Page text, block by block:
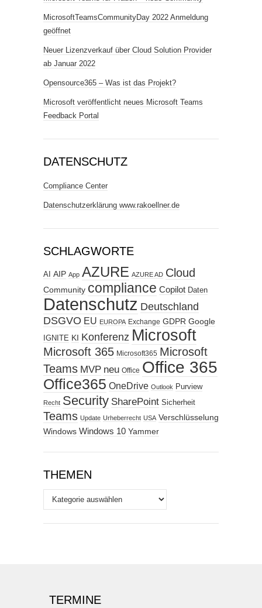
MicrosoftTeamsCommunityDay 2022 Anmeldung
geöffnet
Neuer Lizenzverkauf über Cloud Solution Provider
ab Januar 2022
Opensource365 – Was ist das Projekt?
Microsoft veröffentlicht neues Microsoft Teams
Feedback Portal
DATENSCHUTZ
Compliance Center
Datenschutzerklärung www.rakoellner.de
SCHLAGWORTE
AI AIP App AZURE AZURE AD Cloud
Community compliance Copilot Daten
Datenschutz Deutschland
DSGVO EU EUROPA Exchange GDPR Google
IGNITE KI Konferenz Microsoft
Microsoft 365 Microsoft365 Microsoft
Teams MVP neu Office Office 365
Office365 OneDrive Outlook Purview
Recht Security SharePoint Sicherheit
Teams Update Urheberrecht USA Verschlüsselung
Windows Windows 10 Yammer
THEMEN
Themen
TERMINE